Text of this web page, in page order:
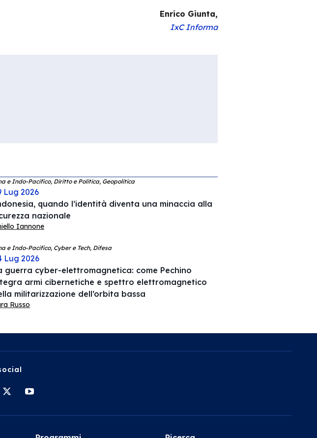
Enrico Giunta,
IxC Informa
e Indo-Pacifico, Diritto e Politica, Geopolitica
Lug 2026
quando l’identità diventa una minaccia alla
nazionale
Iannone
e Indo-Pacifico, Cyber e Tech, Difesa
Lug 2026
guerra cyber-elettromagnetica: come Pechino
armi cibernetiche e spettro elettromagnetico
militarizzazione dell’orbita bassa
Russo